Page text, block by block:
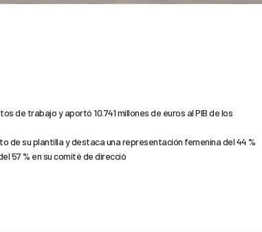
de trabajo y aportó 10.741 millones de euros al PIB de los
de su plantilla y destaca una representación femenina del 44 %
57 % en su comité de direcció